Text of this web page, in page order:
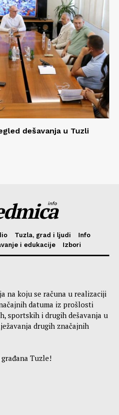
dešavanja u Tuzli
info
Tuzla, grad i ljudi
Info
i edukacije Izbori
na koju se računa u realizaciji
datuma iz prošlosti
sportskih i drugih dešavanja u
drugih značajnih
Tuzle!